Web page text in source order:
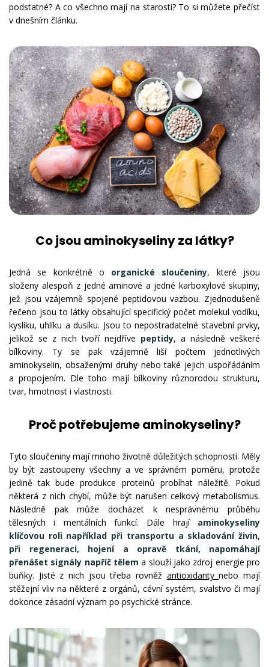
podstatné? A co všechno mají na starosti? To si můžete přečíst
v dnešním článku.
Co jsou aminokyseliny za látky?
Jedná se konkrétně o organické sloučeniny, které jsou
složeny alespoň z jedné aminové a jedné karboxylové skupiny,
jež jsou vzájemně spojené peptidovou vazbou. Zjednodušeně
řečeno jsou to látky obsahující specifický počet molekul vodíku,
kyslíku, uhlíku a dusíku. Jsou to nepostradatelné stavební prvky,
jelikož se z nich tvoří nejdříve peptidy, a následně veškeré
bílkoviny. Ty se pak vzájemně liší počtem jednotlivých
aminokyselin, obsaženými druhy nebo také jejich uspořádáním
a propojením. Dle toho mají bílkoviny různorodou strukturu,
tvar, hmotnost i vlastnosti.
Proč potřebujeme aminokyseliny?
Tyto sloučeniny mají mnoho životně důležitých schopností. Měly
by být zastoupeny všechny a ve správném poměru, protože
jedině tak bude produkce proteinů probíhat náležitě. Pokud
některá z nich chybí, může být narušen celkový metabolismus.
Následně pak může docházet k nesprávnému průběhu
tělesných i mentálních funkcí. Dále hrají aminokyseliny
klíčovou roli například při transportu a skladování živin,
při regeneraci, hojení a opravě tkání, napomáhají
přenášet signály napříč tělem a slouží jako zdroj energie pro
buňky. Jisté z nich jsou třeba rovněž antioxidantynebo mají
stěžejní vliv na některé z orgánů, cévní systém, svalstvo či mají
dokonce zásadní význam po psychické stránce.